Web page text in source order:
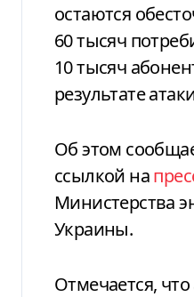
остаются
60 тысяч
10 тысяч
результате
Об этом
ссылкой на
Министерства
Украины.
Отмечается,